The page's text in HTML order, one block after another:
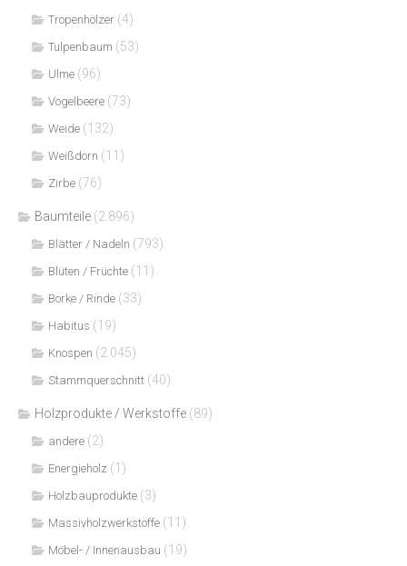
Tropenhölzer (4)
Tulpenbaum (53)
Ulme (96)
Vogelbeere (73)
Weide (132)
Weißdorn (11)
Zirbe (76)
Baumteile (2.896)
Blätter / Nadeln (793)
Blüten / Früchte (11)
Borke / Rinde (33)
Habitus (19)
Knospen (2.045)
Stammquerschnitt (40)
Holzprodukte / Werkstoffe (89)
andere (2)
Energieholz (1)
Holzbauprodukte (3)
Massivholzwerkstoffe (11)
Möbel- / Innenausbau (19)